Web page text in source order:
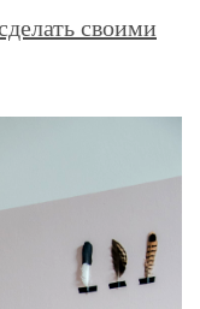
своими